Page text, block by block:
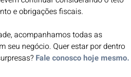
e obrigações fiscais.
acompanhamos todas as
seu negócio. Quer estar por dentro
Fale conosco hoje mesmo.